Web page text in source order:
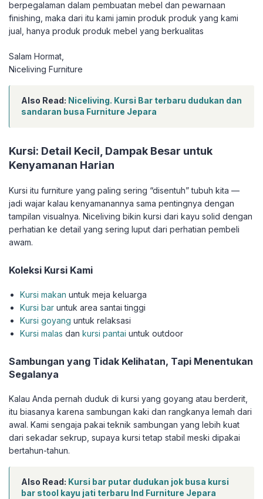
berpegalaman dalam pembuatan mebel dan pewarnaan
finishing, maka dari itu kami jamin produk produk yang kami
jual, hanya produk produk mebel yang berkualitas
Salam Hormat,
Niceliving Furniture
Also Read: Niceliving. Kursi Bar terbaru dudukan dan
sandaran busa Furniture Jepara
Kursi: Detail Kecil, Dampak Besar untuk
Kenyamanan Harian
Kursi itu furniture yang paling sering “disentuh” tubuh kita —
jadi wajar kalau kenyamanannya sama pentingnya dengan
tampilan visualnya. Niceliving bikin kursi dari kayu solid dengan
perhatian ke detail yang sering luput dari perhatian pembeli
awam.
Koleksi Kursi Kami
Kursi makan untuk meja keluarga
Kursi bar untuk area santai tinggi
Kursi goyang untuk relaksasi
Kursi malas dankursi pantai untuk outdoor
Sambungan yang Tidak Kelihatan, Tapi Menentukan
Segalanya
Kalau Anda pernah duduk di kursi yang goyang atau berderit,
itu biasanya karena sambungan kaki dan rangkanya lemah dari
awal. Kami sengaja pakai teknik sambungan yang lebih kuat
dari sekadar sekrup, supaya kursi tetap stabil meski dipakai
bertahun-tahun.
Also Read: Kursi bar putar dudukan jok busa kursi
bar stool kayu jati terbaru Ind Furniture Jepara